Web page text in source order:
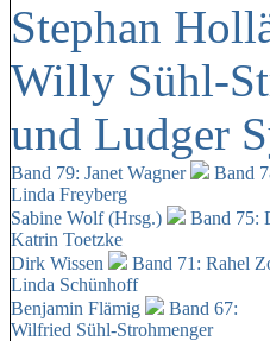
Stephan
Willy Sühl-
und Ludger
Band 79: Janet Wagner Band
Linda Freyberg
Sabine Wolf (Hrsg.)
Band 75:
Katrin Toetzke
Dirk Wissen
Band 71: Rahel
Linda Schünhoff
Benjamin Flämig
Band 67:
Wilfried Sühl-Strohmenger